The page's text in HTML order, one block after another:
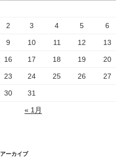
2 3 4 5 6
9 10 11 12 13
16 17 18 19 20
23 24 25 26 27
30 31
« 1月
アーカイブ